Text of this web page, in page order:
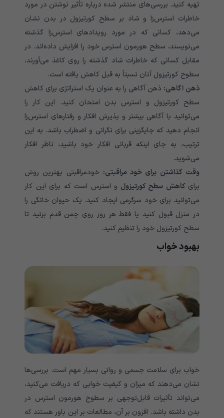
تهیه کنید. بررسی‌های منتشر شده درباره تأثیر نوشتن در مورد
خاطرات استرس‌زا و شاد بر سطح کورتیزول در بدن نشان
می‌دهد، کسانی که در مورد رویدادهای استرس‌زا گذشته
می‌نویسند، سطح هورمون استرس خود را افزایش داده‌اند. در
مقابل کسانی که خاطرات شاد گذشته را روی کاغذ می‌آورند،
سطوح کورتیزول آنان نسبتاً به قبل کاهش یافته است.
ذهن آگاهی: ذهن آگاهی را به عنوان یک استراتژی برای کاهش
سطح کورتیزول و استرس بدن امتحان کنید. این کار را
می‌توانید با آگاهی بیشتر و پذیرش افکار و رفتارهای استرس‌زا
انجام دهید که جایگزینی برای نگرانی و اضطراب باشد. به این
ترتیب، به جای اینکه قربانی افکار خود باشید، ناظر افکار
می‌شوید.
وقت گذاشتن برای خود مراقبتی: خودمراقبتی بهترین روش
برایکاهش سطح کورتیزول و استرس است که برای این کار
می‌توانید برای خود سرگرمی ایجاد کنید. یک حیوان خانگی را
در منزل قبول کنید یا فقط هر روز روی چمن قدم بزنید تا
سطح کورتیزول خود را تنظیم کنید.
بهبود خواب
خواب برای سلامت جسمی و روانی بسیار مهم است. بررسی‌ها
نشان می‌دهند که میزان و کیفیت خوابی که دریافت می‌کنید،
می‌تواند تأثیرات قابل‌توجهی بر سطوح هورمون استرس در
بدن داشته باشد. افزون بر آن، مطالعات بر این باور هستند که